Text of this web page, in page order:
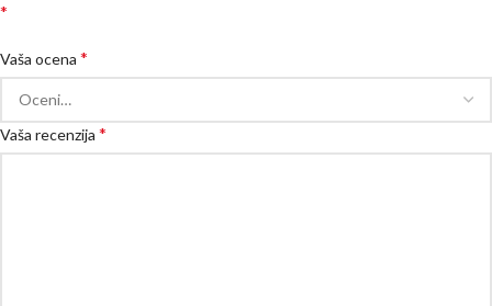
*
Vaša ocena *
Vaša recenzija *